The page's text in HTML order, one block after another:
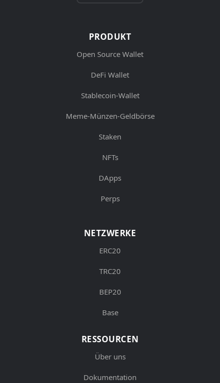
PRODUKT
Open Source Wallet
DeFi Wallet
Stablecoin-Wallet
Meme-Münzen-Geldbörse
Staken
NFTs
DApps
Perps
NETZWERKE
ERC20
TRC20
BEP20
Base
RESSOURCEN
Über uns
Dokumentation